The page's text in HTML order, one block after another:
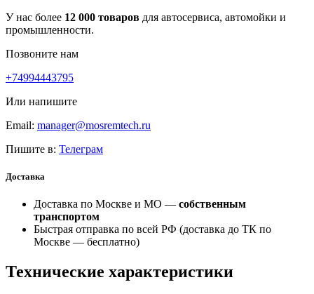
У нас более 12 000 товаров для автосервиса, автомойки и
промышленности.
Позвоните нам
+74994443795
Или напишите
Email: manager@mosremtech.ru
Пишите в: Телеграм
Доставка
Доставка по Москве и МО — собственным
транспортом
Быстрая отправка по всей РФ (доставка до ТК по
Москве — бесплатно)
Технические характеристики